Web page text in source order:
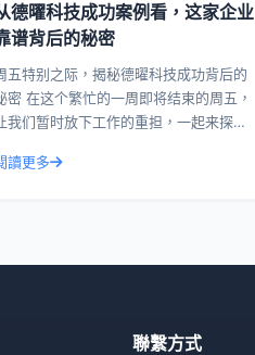
德曜科技成功案例看，这家企业
谱背后的秘密
五特别之际，揭秘德曜科技成功背后的
繁忙的一周即将结束的周五，
我们暂时放下工作的重担，一起来探索
天，我们就来聊聊德曜科技，一家在众
讀更多
聯繫方式